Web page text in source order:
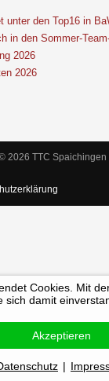
unter den Top16 in
in den Sommer-
2026
2026
2026 TTC Spaichingen
Cookies. Mit
sich damit
Akzeptieren
|